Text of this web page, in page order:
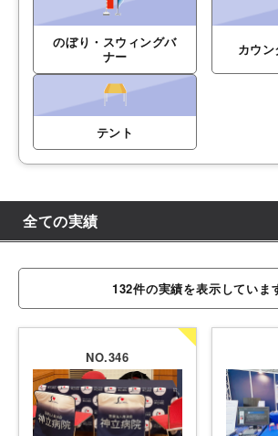
のぼり・スウィングバ
ナー
カウ
テント
全ての実績
132件の実績を表示していま
NO.346